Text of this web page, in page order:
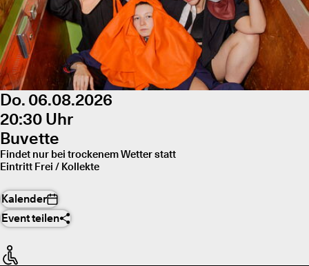
Do. 06.08.2026
20:30 Uhr
Buvette
Findet nur bei trockenem Wetter statt
Eintritt Frei / Kollekte
Kalender
Event teilen